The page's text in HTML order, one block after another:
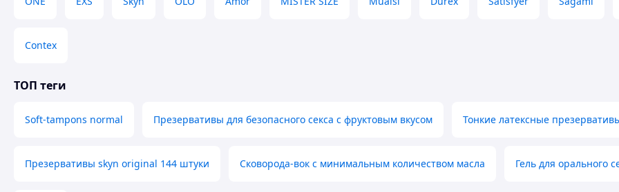
Contex
ТОП теги
Soft-tampons normal Презервативы для безопасного секса с фруктовым вкусом Тонкие латексные
Презервативы skyn original 144 штуки Сковорода-вок с минимальным количеством масла Гель для орального